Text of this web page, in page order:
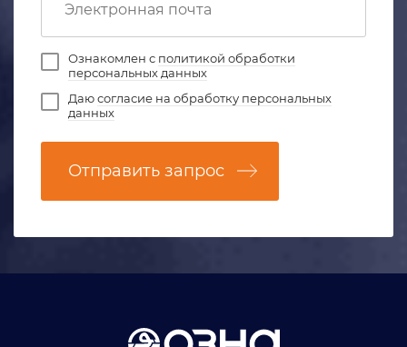
Ознакомлен с политикой обработки
персональных данных
Даюсогласие на обработку персональных
данных
Отправить запрос